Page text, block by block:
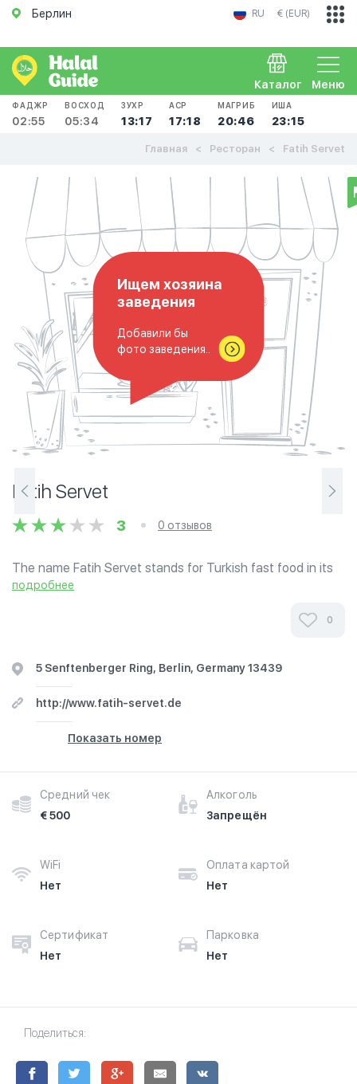
Берлин RU € (EUR)
Меню
Каталог
ФАДЖР
02:55
ВОСХОД
05:34
ЗУХР
13:17
АСР
17:18
МАГРИБ
20:46
ИША
23:15
Главная Ресторан Fatih Servet
Ищем хозяина
заведения
Добавили бы
фото заведения..
Fatih Servet
3 0 отзывов
The name Fatih Servet stands for Turkish fast food in its
most delicious form. Our 20 years of experience in the
подробнее
0
5 Senftenberger Ring, Berlin, Germany 13439
http://www.fatih-servet.de
Показать номер
Средний чек
€ 500
Алкоголь
Запрещён
WiFi
Нет
Оплата картой
Нет
Сертификат
Нет
Парковка
Нет
Поделиться: